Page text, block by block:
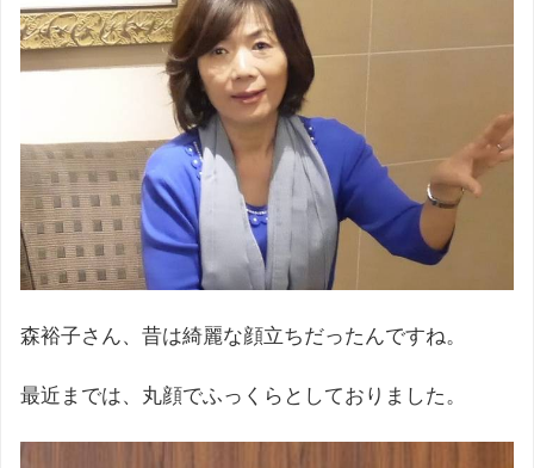
森裕子さん、昔は綺麗な顔立ちだったんですね。
最近までは、丸顔でふっくらとしておりました。